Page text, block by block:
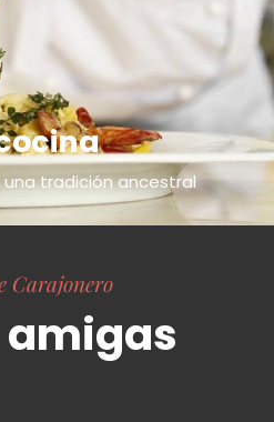
tradición ancestral
Carajonero
amigas